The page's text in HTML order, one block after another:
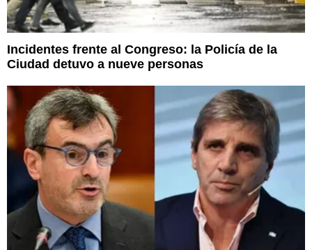
Incidentes frente al Congreso: la Policía de la
Ciudad detuvo a nueve personas